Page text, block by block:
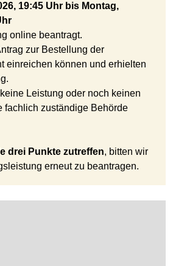
19:45 Uhr bis Montag,
online beantragt.
zur Bestellung der
einreichen können und erhielten
Leistung oder noch keinen
fachlich zuständige Behörde
drei Punkte zutreffen, bitten wir
erneut zu beantragen.